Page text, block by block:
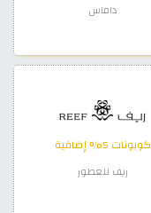
داماس
كوبونات 5% إضافية
ريف للعطور